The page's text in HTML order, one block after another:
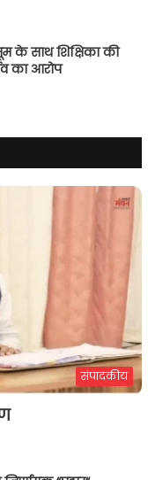
के साथ शिक्षिका की
का आरोप
संपादकीय